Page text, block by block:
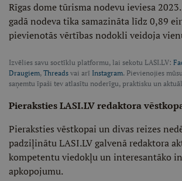
Rīgas dome tūrisma nodevu ieviesa 2023.
gadā nodeva tika samazināta līdz 0,89
pievienotās vērtības nodokli veidoja
Izvēlies savu soctīklu platformu, lai sekotu LASI.LV:
Draugiem, Threads vai arī Instagram. Pievienojies
saņemtu īpaši tev atlasītu noderīgu, praktisku un
Pieraksties LASI.LV redaktora
Pieraksties vēstkopai un divas reizes
padziļinātu LASI.LV galvenā redaktora
kompetentu viedokļu un interesantāko
apkopojumu.